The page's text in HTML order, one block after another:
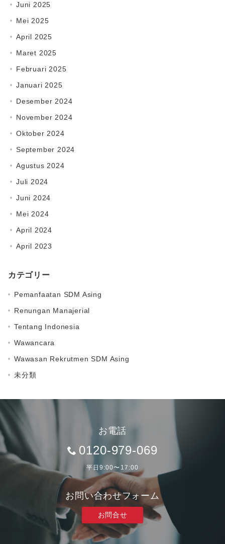
Juni 2025
Mei 2025
April 2025
Maret 2025
Februari 2025
Januari 2025
Desember 2024
November 2024
Oktober 2024
September 2024
Agustus 2024
Juli 2024
Juni 2024
Mei 2024
April 2024
April 2023
カテゴリー
Pemanfaatan SDM Asing
Renungan Manajerial
Tentang Indonesia
Wawancara
Wawasan Rekrutmen SDM Asing
未分類
お電話
0120-979-069
平日9:00〜17:00
お問い合わせフォーム
お問合せ